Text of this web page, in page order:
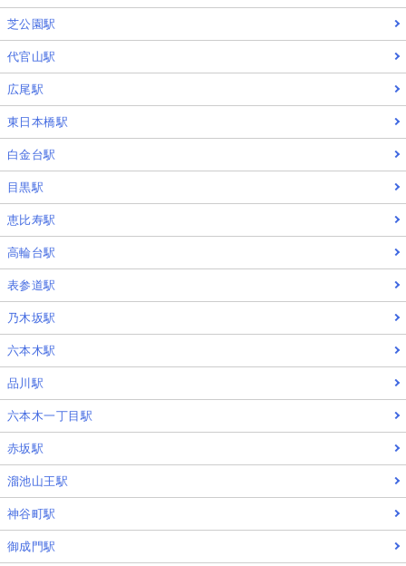
芝公園駅
代官山駅
広尾駅
東日本橋駅
白金台駅
目黒駅
恵比寿駅
高輪台駅
表参道駅
乃木坂駅
六本木駅
品川駅
六本木一丁目駅
赤坂駅
溜池山王駅
神谷町駅
御成門駅